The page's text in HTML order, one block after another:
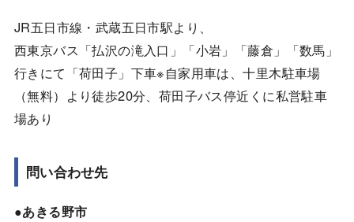
JR五日市線・武蔵五日市駅より、
西東京バス「払沢の滝入口」「小岩」「藤倉」「数馬」
行きにて「荷田子」下車※自家用車は、十里木駐車場
（無料）より徒歩20分、荷田子バス停近くに私営駐車
場あり
問い合わせ先
●あきる野市